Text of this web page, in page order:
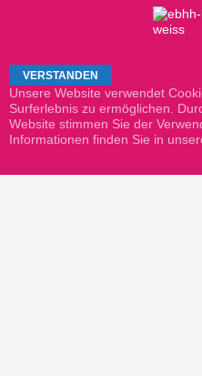
Unsere Website verwendet
Surferlebnis zu ermöglichen.
Website stimmen Sie der
Informationen finden Sie in